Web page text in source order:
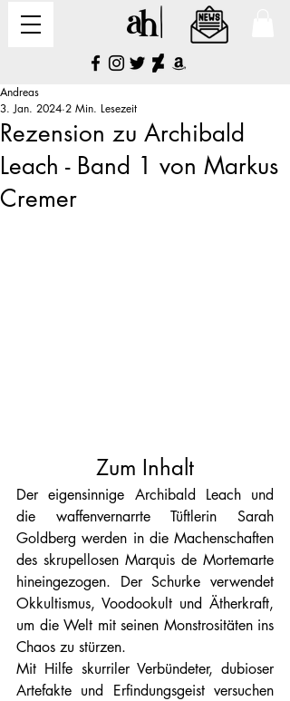
Rezension zu Archibald
Leach - Band 1 von Markus
Cremer
Andreas
3. Jan. 2024 2 Min. Lesezeit
Zum Inhalt
Der eigensinnige Archibald Leach und
die waffenvernarrte Tüftlerin Sarah
Goldberg werden in die Machenschaften
des skrupellosen Marquis de Mortemarte
hineingezogen. Der Schurke verwendet
Okkultismus, Voodookult und Ätherkraft,
um die Welt mit seinen Monstrositäten ins
Chaos zu stürzen.
Mit Hilfe skurriler Verbündeter, dubioser
Artefakte und Erfindungsgeist versuchen